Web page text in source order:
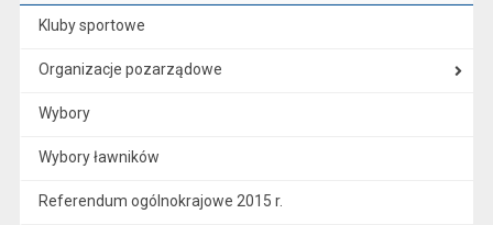
Kluby sportowe
Organizacje pozarządowe
Wybory
Wybory ławników
Referendum ogólnokrajowe 2015 r.